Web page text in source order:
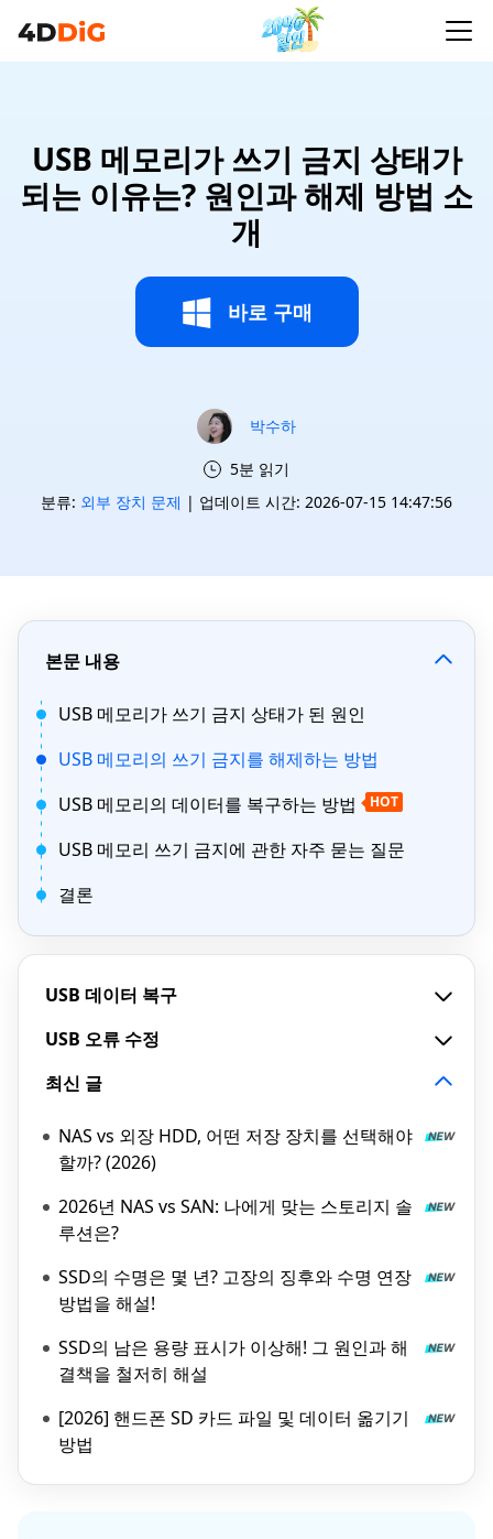
USB 메모리가 쓰기 금지 상태가
되는 이유는? 원인과 해제 방법 소
개
바로 구매
박수하
5분 읽기
분류: 외부 장치 문제 | 업데이트 시간: 2026-07-15 14:47:56
본문 내용
USB 메모리가 쓰기 금지 상태가 된 원인
USB 메모리의 쓰기 금지를 해제하는 방법
USB 메모리의 데이터를 복구하는 방법
HOT
USB 메모리 쓰기 금지에 관한 자주 묻는 질문
결론
USB 데이터 복구
USB 오류 수정
최신 글
NAS vs 외장 HDD, 어떤 저장 장치를 선택해야
할까? (2026)
2026년 NAS vs SAN: 나에게 맞는 스토리지 솔
루션은?
SSD의 수명은 몇 년? 고장의 징후와 수명 연장
방법을 해설!
SSD의 남은 용량 표시가 이상해! 그 원인과 해
결책을 철저히 해설
[2026] 핸드폰 SD 카드 파일 및 데이터 옮기기
방법